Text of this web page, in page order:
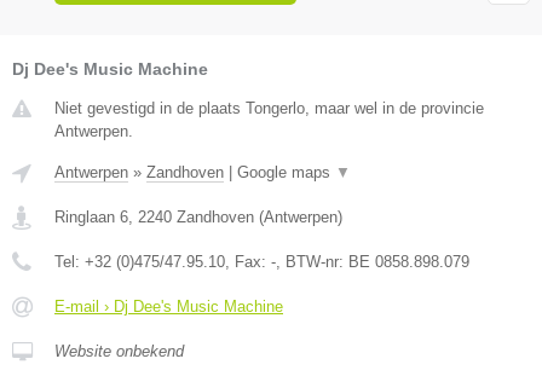
Dj Dee's Music Machine
Niet gevestigd in de plaats Tongerlo, maar wel in de provincie
Antwerpen.
Antwerpen » Zandhoven Google maps ▼
Ringlaan 6, 2240 Zandhoven (Antwerpen)
Tel: +32 (0)475/47.95.10, Fax: -, BTW-nr: BE 0858.898.079
E-mail › Dj Dee's Music Machine
Website onbekend